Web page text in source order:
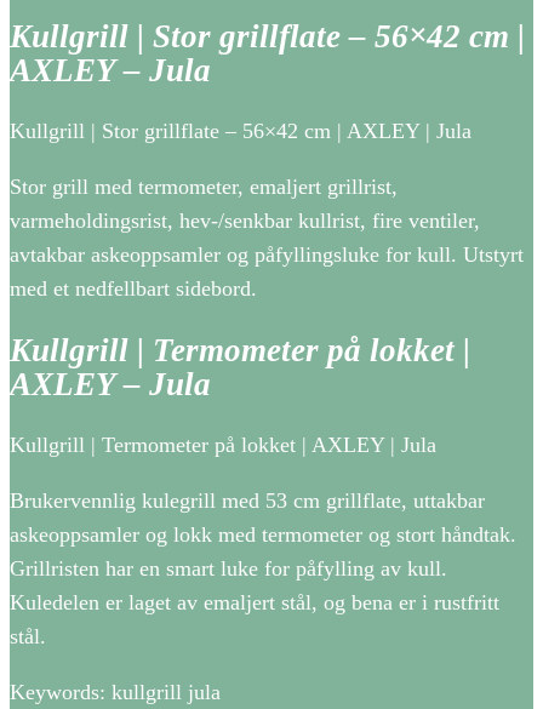
Kullgrill | Stor grillflate – 56×42 cm |
AXLEY – Jula
Kullgrill | Stor grillflate – 56×42 cm | AXLEY | Jula
Stor grill med termometer, emaljert grillrist,
varmeholdingsrist, hev-/senkbar kullrist, fire ventiler,
avtakbar askeoppsamler og påfyllingsluke for kull. Utstyrt
med et nedfellbart sidebord.
Kullgrill | Termometer på lokket |
AXLEY – Jula
Kullgrill | Termometer på lokket | AXLEY | Jula
Brukervennlig kulegrill med 53 cm grillflate, uttakbar
askeoppsamler og lokk med termometer og stort håndtak.
Grillristen har en smart luke for påfylling av kull.
Kuledelen er laget av emaljert stål, og bena er i rustfritt
stål.
Keywords: kullgrill jula